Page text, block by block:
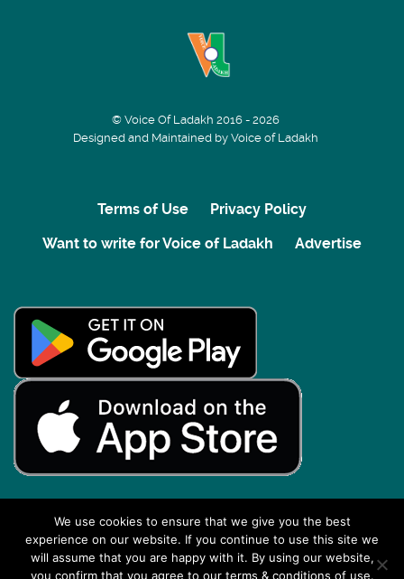
© Voice Of Ladakh 2016 - 2026
Designed and Maintained by Voice of Ladakh
Terms of Use
Privacy Policy
Want to write for Voice of Ladakh
Advertise
Back to top
We use cookies to ensure that we give you the best
experience on our website. If you continue to use this site we
will assume that you are happy with it. By using our website,
you confirm that you agree to our terms & conditions of use.